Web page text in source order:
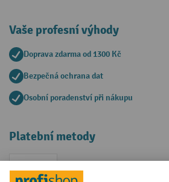
Vaše profesní výhody
Doprava zdarma od 1300 Kč
Bezpečná ochrana dat
Osobní poradenství při nákupu
Platební metody
Faktura